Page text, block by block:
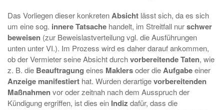
Das Vorliegen dieser konkretenAbsicht lässt sich, da es sich
um eine sog. innere Tatsache handelt, im Streitfall nurschwer
beweisen (zur Beweislastverteilung vgl. die Ausführungen
unten unter VI.). Im Prozess wird es daher darauf ankommen,
ob der Vermieter seine Absicht durchvorbereitende Taten, wie
z. B. die Beauftragung eines Maklersoder dieAufgabeeiner
Anzeige manifestiert hat. Wurden derartigevorbereitenden
Maßnahmenvor oder zeitnah nach dem Ausspruch der
Kündigung ergriffen, ist dies ein Indiz dafür, dass die